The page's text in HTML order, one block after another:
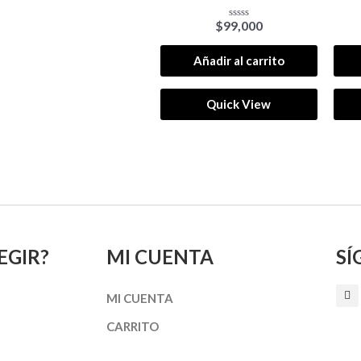
Valorado
0
de
5
$99,000
Añadir al carrito
Quick View
MI CUENTA
MI CUENTA
CARRITO
I
n